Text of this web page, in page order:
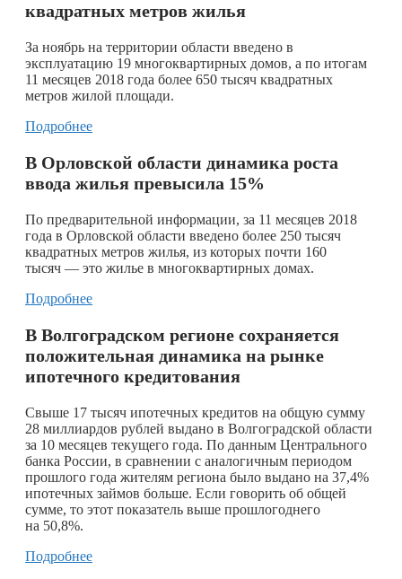
квадратных метров жилья
​За ноябрь на территории области введено в
эксплуатацию 19 многоквартирных домов, а по итогам
11 месяцев 2018 года более 650 тысяч квадратных
метров жилой площади.
Подробнее
В Орловской области динамика роста
ввода жилья превысила 15%
По предварительной информации, за 11 месяцев 2018
года в Орловской области введено более 250 тысяч
квадратных метров жилья, из которых почти 160
тысяч — это жилье в многоквартирных домах.
Подробнее
В Волгоградском регионе сохраняется
положительная динамика на рынке
ипотечного кредитования
Свыше 17 тысяч ипотечных кредитов на общую сумму
28 миллиардов рублей выдано в Волгоградской области
за 10 месяцев текущего года. По данным Центрального
банка России, в сравнении с аналогичным периодом
прошлого года жителям региона было выдано на 37,4%
ипотечных займов больше. Если говорить об общей
сумме, то этот показатель выше прошлогоднего
на 50,8%.
Подробнее